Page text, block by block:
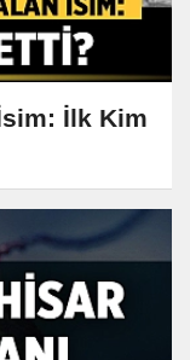
İlk Kim